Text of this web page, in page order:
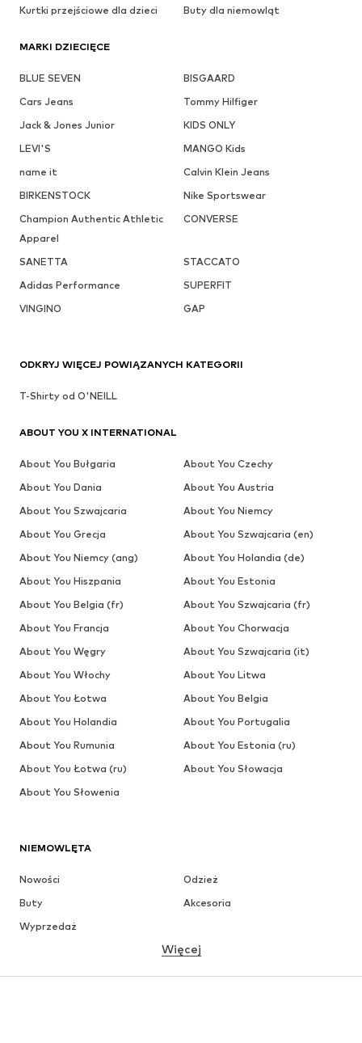
Kurtki przejściowe dla dzieci
Buty dla niemowląt
MARKI DZIECIĘCE
BLUE SEVEN
BISGAARD
Cars Jeans
Tommy Hilfiger
Jack & Jones Junior
KIDS ONLY
LEVI'S
MANGO Kids
name it
Calvin Klein Jeans
BIRKENSTOCK
Nike Sportswear
Champion Authentic Athletic
Apparel
CONVERSE
SANETTA
STACCATO
Adidas Performance
SUPERFIT
VINGINO
GAP
NIEMOWLĘTA
Nowości
Odzież
Buty
Akcesoria
Wyprzedaż
Więcej
ODKRYJ WIĘCEJ POWIĄZANYCH KATEGORII
T-Shirty od O'NEILL
ABOUT YOU X INTERNATIONAL
About You Bułgaria
About You Czechy
About You Dania
About You Austria
About You Szwajcaria
About You Niemcy
About You Grecja
About You Szwajcaria (en)
About You Niemcy (ang)
About You Holandia (de)
About You Hiszpania
About You Estonia
About You Belgia (fr)
About You Szwajcaria (fr)
About You Francja
About You Chorwacja
About You Węgry
About You Szwajcaria (it)
About You Włochy
About You Litwa
About You Łotwa
About You Belgia
About You Holandia
About You Portugalia
About You Rumunia
About You Estonia (ru)
About You Łotwa (ru)
About You Słowacja
About You Słowenia